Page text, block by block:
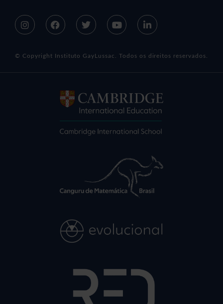
© Copyright Instituto GayLussac. Todos os direitos reservados.